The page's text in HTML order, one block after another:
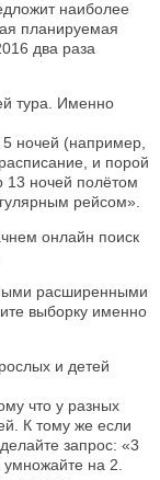
наиболее
планируемая
два раза
тура. Именно
ночей (например,
и порой
13 ночей полётом
рейсом».
онлайн поиск
расширенными
выборку именно
и детей
что у разных
К тому же если
запрос: «3
на 2.